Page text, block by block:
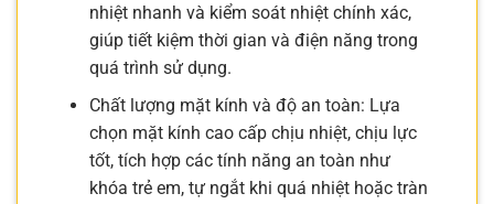
nhiệt nhanh và kiểm soát nhiệt chính xác,
giúp tiết kiệm thời gian và điện năng trong
quá trình sử dụng.
Chất lượng mặt kính và độ an toàn: Lựa
chọn mặt kính cao cấp chịu nhiệt, chịu lực
tốt, tích hợp các tính năng an toàn như
khóa trẻ em, tự ngắt khi quá nhiệt hoặc tràn